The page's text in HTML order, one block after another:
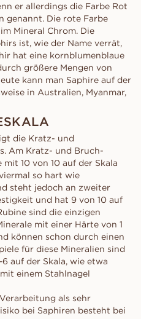
er allerdings die Farbe Rot
genannt. Die rote Farbe
Mineral Chrom. Die
ist, wie der Name verrät,
hat eine kornblumenblaue
größere Mengen von
kann man Saphire auf der
in Australien, Myanmar,
die Kratz- und
Am Kratz- und Bruch-
10 von 10 auf der Skala
so hart wie
steht jedoch an zweiter
und hat 9 von 10 auf
sind die einzigen
mit einer Härte von 1
können schon durch einen
für diese Mineralien sind
auf der Skala, wie etwa
einem Stahlnagel
als sehr
bei Saphiren besteht bei